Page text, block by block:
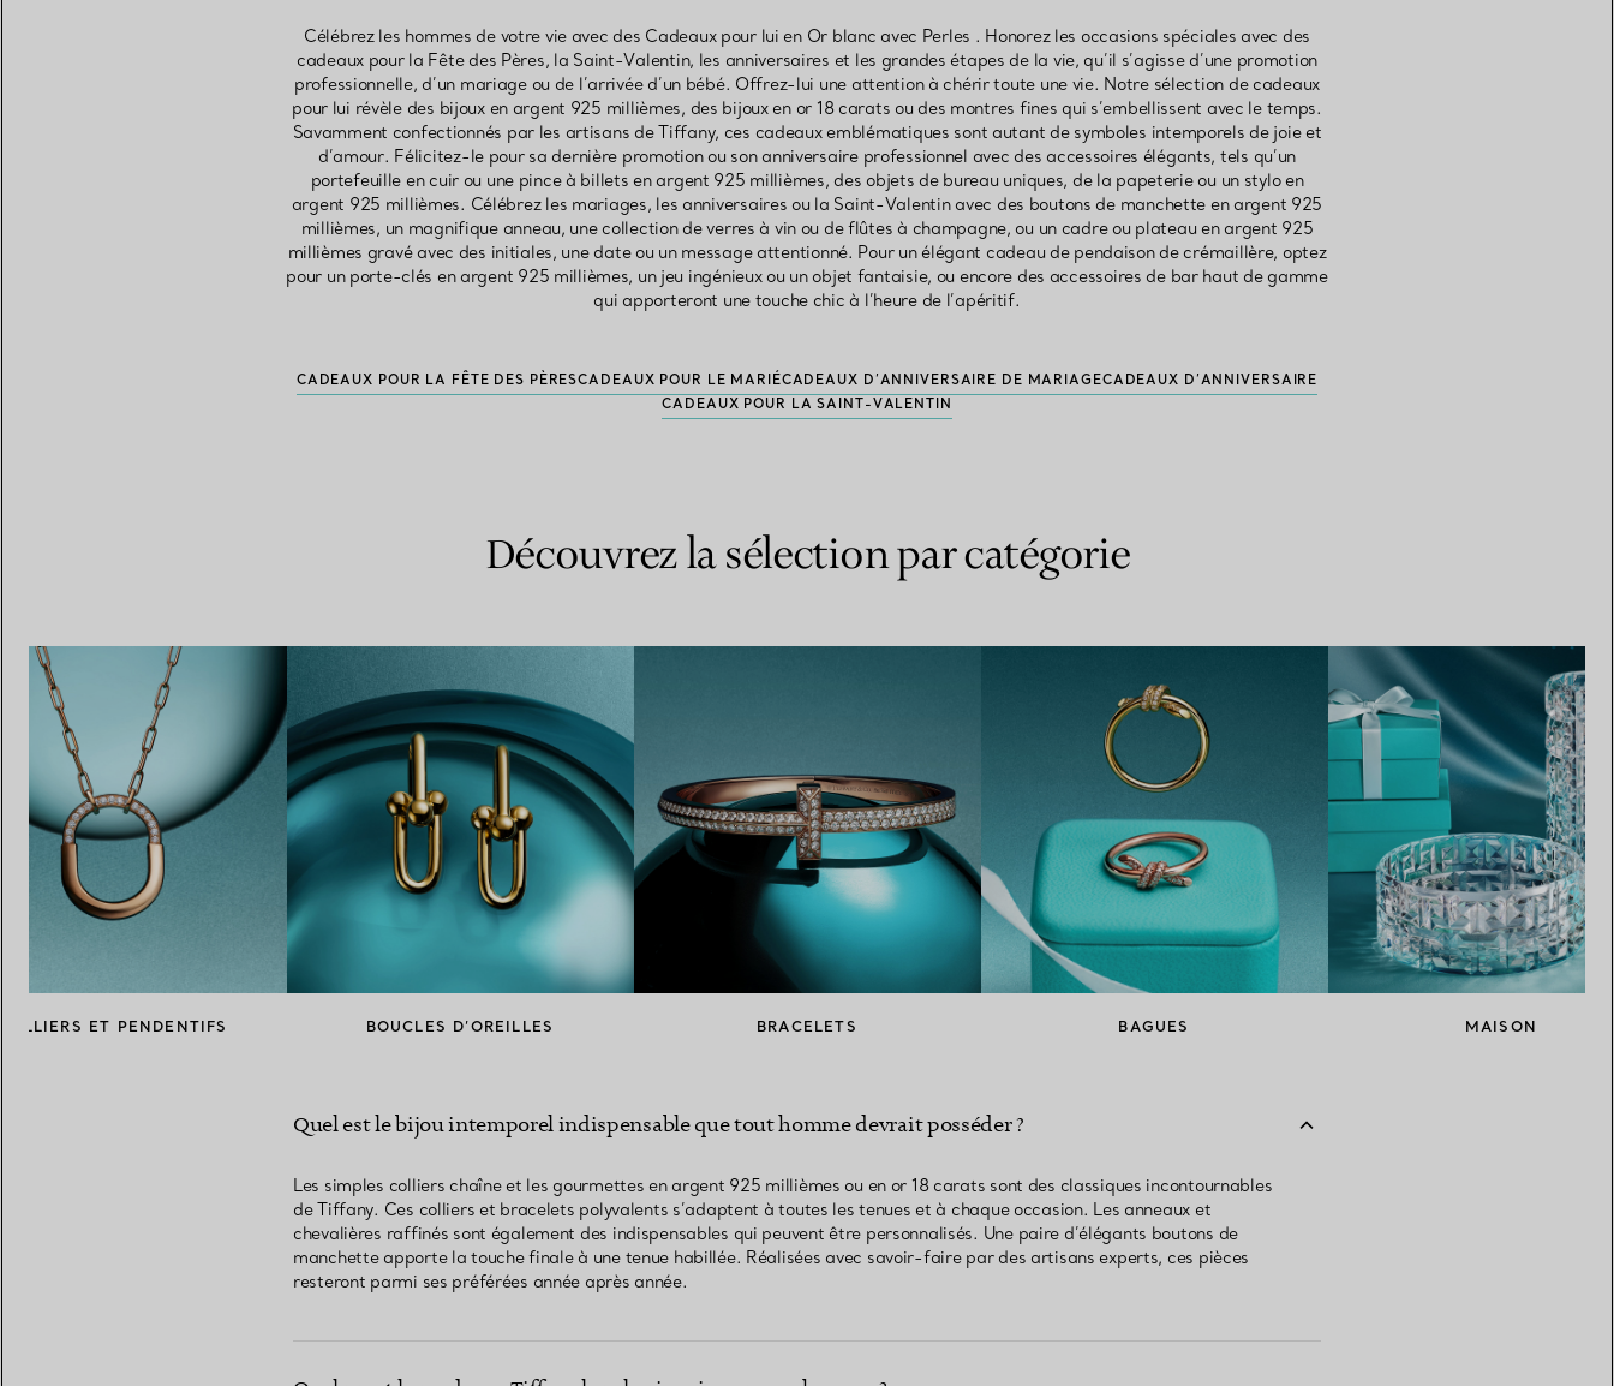
Célébrez les hommes de votre vie avec des Cadeaux pour lui en Or blanc avec Perles . Honorez les occasions spéciales avec des
cadeaux pour la Fête des Pères, la Saint-Valentin, les anniversaires et les grandes étapes de la vie, qu’il s’agisse d’une promotion
professionnelle, d’un mariage ou de l’arrivée d’un bébé. Offrez-lui une attention à chérir toute une vie. Notre sélection de cadeaux
pour lui révèle des bijoux en argent 925 millièmes, des bijoux en or 18 carats ou des montres fines qui s’embellissent avec le temps.
Savamment confectionnés par les artisans de Tiffany, ces cadeaux emblématiques sont autant de symboles intemporels de joie et
d’amour. Félicitez-le pour sa dernière promotion ou son anniversaire professionnel avec des accessoires élégants, tels qu’un
portefeuille en cuir ou une pince à billets en argent 925 millièmes, des objets de bureau uniques, de la papeterie ou un stylo en
argent 925 millièmes. Célébrez les mariages, les anniversaires ou la Saint-Valentin avec des boutons de manchette en argent 925
millièmes, un magnifique anneau, une collection de verres à vin ou de flûtes à champagne, ou un cadre ou plateau en argent 925
millièmes gravé avec des initiales, une date ou un message attentionné. Pour un élégant cadeau de pendaison de crémaillère, optez
pour un porte-clés en argent 925 millièmes, un jeu ingénieux ou un objet fantaisie, ou encore des accessoires de bar haut de gamme
qui apporteront une touche chic à l’heure de l’apéritif.
CADEAUX POUR LA FÊTE DES PÈRESCADEAUX POUR LE MARIÉCADEAUX D’ANNIVERSAIRE DE MARIAGECADEAUX D’ANNIVERSAIRE
CADEAUX POUR LA SAINT-VALENTIN
Découvrez la sélection par catégorie
ET PENDENTIFS BOUCLES D’OREILLES BRACELETS BAGUES MAISON
Quel est le bijou intemporel indispensable que tout homme devrait posséder ?
Les simples colliers chaîne et les gourmettes en argent 925 millièmes ou en or 18 carats sont des classiques incontournables
de Tiffany. Ces colliers et bracelets polyvalents s’adaptent à toutes les tenues et à chaque occasion. Les anneaux et
chevalières raffinés sont également des indispensables qui peuvent être personnalisés. Une paire d’élégants boutons de
manchette apporte la touche finale à une tenue habillée. Réalisées avec savoir-faire par des artisans experts, ces pièces
resteront parmi ses préférées année après année.